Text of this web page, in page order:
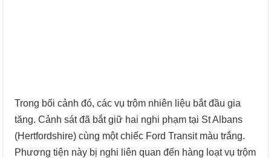
Trong bối cảnh đó, các vụ trộm nhiên liệu bắt đầu gia
tăng. Cảnh sát đã bắt giữ hai nghi phạm tại St Albans
(Hertfordshire) cùng một chiếc Ford Transit màu trắng.
Phương tiện này bị nghi liên quan đến hàng loạt vụ trộm